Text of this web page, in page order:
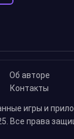
Об авторе
Контакты
игры и
. Все права